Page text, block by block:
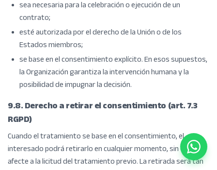
sea necesaria para la celebración o ejecución de un
contrato;
esté autorizada por el derecho de la Unión o de los
Estados miembros;
se base en el consentimiento explícito. En esos supuestos,
la Organización garantiza la intervención humana y la
posibilidad de impugnar la decisión.
9.8. Derecho a retirar el consentimiento (art. 7.3
RGPD)
Cuando el tratamiento se base en el consentimiento, el
interesado podrá retirarlo en cualquier momento, sin que ello
afecte a la licitud del tratamiento previo. La retirada será tan